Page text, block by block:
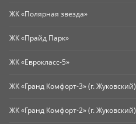
ЖК «Полярная звезда»
ЖК «Прайд Парк»
ЖК «Еврокласс-5»
ЖК «Гранд Комфорт-3» (г. Жуковский)
ЖК «Гранд Комфорт-2» (г. Жуковский)